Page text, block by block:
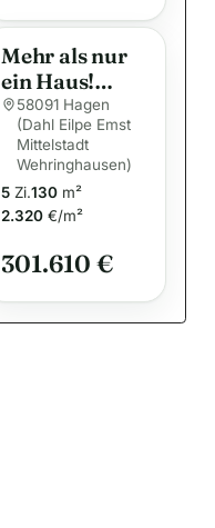
Mehr als nur
ein Haus!
Town &
Country Haus!
58091 Hagen
(Dahl Eilpe Emst
Mittelstadt
Wehringhausen)
5 Zi.130 m²
2.320 €/m²
301.610 €